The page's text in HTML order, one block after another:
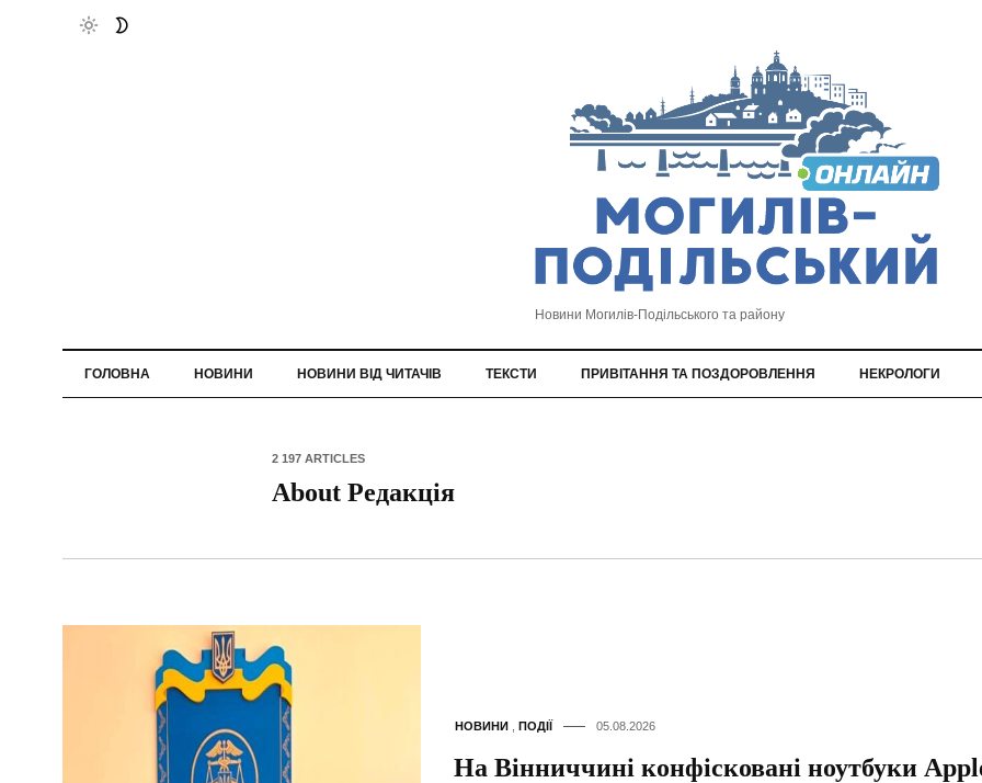
Новини Могилів-Подільського та району
ГОЛОВНА НОВИНИ НОВИНИ ВІД ЧИТАЧІВ ТЕКСТИ ПРИВІТАННЯ ТА ПОЗДОРОВЛЕННЯ НЕКРОЛОГИ
2 197 ARTICLES
About Редакція
НОВИНИ ПОДІЇ 05.08.2026
На Вінниччині конфісковані ноутбуки